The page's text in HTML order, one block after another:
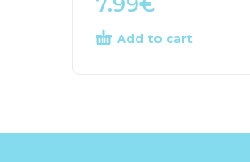
Add to cart